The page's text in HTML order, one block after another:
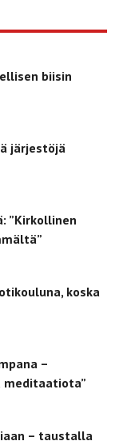
biisin
järjestöjä
”Kirkollinen
koska
–
meditaatiota”
– taustalla